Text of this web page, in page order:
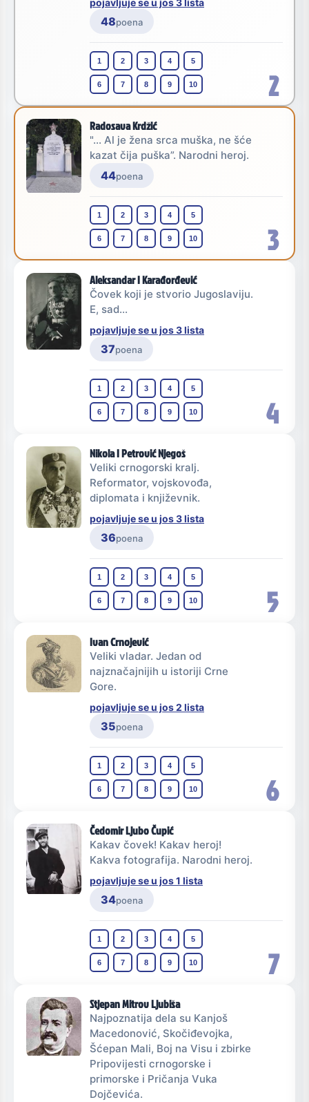
2
pojavljuje se u jos 3 lista
48poena
1 2 3 4 5
6 7 8 9 10
3
Radosava Krdžić
"... Al je žena srca muška, ne šće
kazat čija puška”. Narodni heroj.
44poena
1 2 3 4 5
6 7 8 9 10
4
Aleksandar I Karađorđević
Čovek koji je stvorio Jugoslaviju.
E, sad...
pojavljuje se u jos 3 lista
37poena
1 2 3 4 5
6 7 8 9 10
5
Nikola I Petrović Njegoš
Veliki crnogorski kralj.
Reformator, vojskovođa,
diplomata i književnik.
pojavljuje se u jos 3 lista
36poena
1 2 3 4 5
6 7 8 9 10
6
Ivan Crnojević
Veliki vladar. Jedan od
najznačajnijih u istoriji Crne
Gore.
pojavljuje se u jos 2 lista
35poena
1 2 3 4 5
6 7 8 9 10
7
Čedomir Ljubo Čupić
Kakav čovek! Kakav heroj!
Kakva fotografija. Narodni heroj.
pojavljuje se u jos 1 lista
34poena
1 2 3 4 5
6 7 8 9 10
Stjepan Mitrov Ljubiša
Najpoznatija dela su Kanjoš
Macedonović, Skočiđevojka,
Šćepan Mali, Boj na Visu i zbirke
Pripovijesti crnogorske i
primorske i Pričanja Vuka
Dojčevića.